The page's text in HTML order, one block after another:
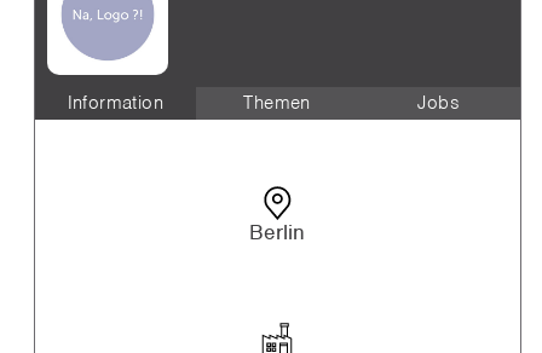
Information Themen Jobs
Berlin